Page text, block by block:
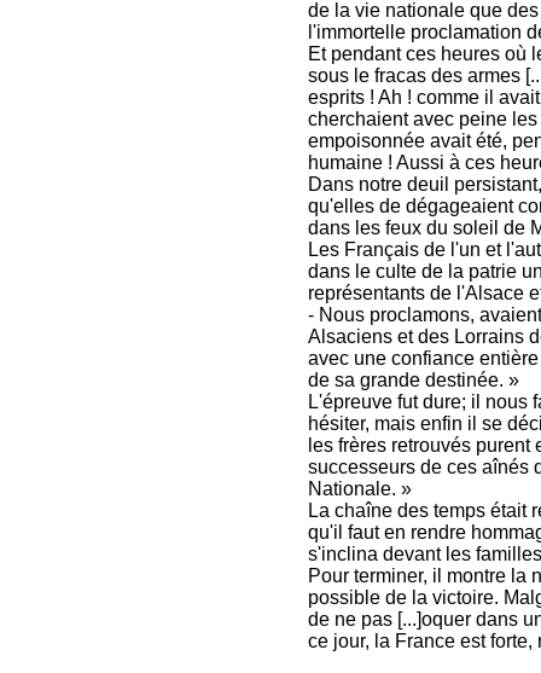
de la vie nationale que
l'immortelle proclamation
Et pendant ces heures où
sous le fracas des armes
esprits ! Ah ! comme il
cherchaient avec peine
empoisonnée avait été,
humaine ! Aussi à ces
Dans notre deuil
qu'elles de dégageaient
dans les feux du soleil de
Les Français de l'un et
dans le culte de la patrie
représentants de l'Alsace
- Nous proclamons,
Alsaciens et des Lorrains
avec une confiance
de sa grande destinée. »
L'épreuve fut dure; il nous
hésiter, mais enfin il se
les frères retrouvés
successeurs de ces aînés
Nationale. »
La chaîne des temps était
qu'il faut en rendre
s'inclina devant les
Pour terminer, il montre la
possible de la victoire.
de ne pas [...]oquer dans
ce jour, la France est